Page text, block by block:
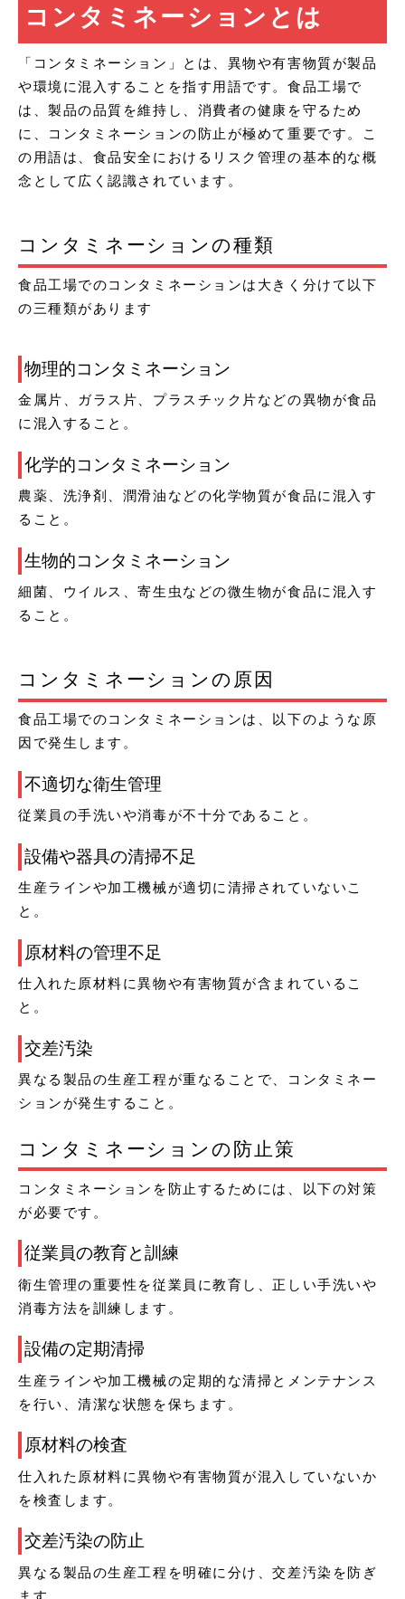
コンタミネーションとは
「コンタミネーション」とは、異物や有害物質が製品
や環境に混入することを指す用語です。食品工場で
は、製品の品質を維持し、消費者の健康を守るため
に、コンタミネーションの防止が極めて重要です。こ
の用語は、食品安全におけるリスク管理の基本的な概
念として広く認識されています。
コンタミネーションの種類
食品工場でのコンタミネーションは大きく分けて以下
の三種類があります
物理的コンタミネーション
金属片、ガラス片、プラスチック片などの異物が食品
に混入すること。
化学的コンタミネーション
農薬、洗浄剤、潤滑油などの化学物質が食品に混入す
ること。
生物的コンタミネーション
細菌、ウイルス、寄生虫などの微生物が食品に混入す
ること。
コンタミネーションの原因
食品工場でのコンタミネーションは、以下のような原
因で発生します。
不適切な衛生管理
従業員の手洗いや消毒が不十分であること。
設備や器具の清掃不足
生産ラインや加工機械が適切に清掃されていないこ
と。
原材料の管理不足
仕入れた原材料に異物や有害物質が含まれているこ
と。
交差汚染
異なる製品の生産工程が重なることで、コンタミネー
ションが発生すること。
コンタミネーションの防止策
コンタミネーションを防止するためには、以下の対策
が必要です。
従業員の教育と訓練
衛生管理の重要性を従業員に教育し、正しい手洗いや
消毒方法を訓練します。
設備の定期清掃
生産ラインや加工機械の定期的な清掃とメンテナンス
を行い、清潔な状態を保ちます。
原材料の検査
仕入れた原材料に異物や有害物質が混入していないか
を検査します。
交差汚染の防止
異なる製品の生産工程を明確に分け、交差汚染を防ぎ
ます。